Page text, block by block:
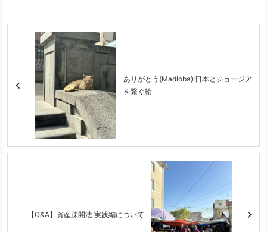
ありがとう(Madloba):日本とジョージア
を繋ぐ輪
【Q&A】資産疎開法 実践編について